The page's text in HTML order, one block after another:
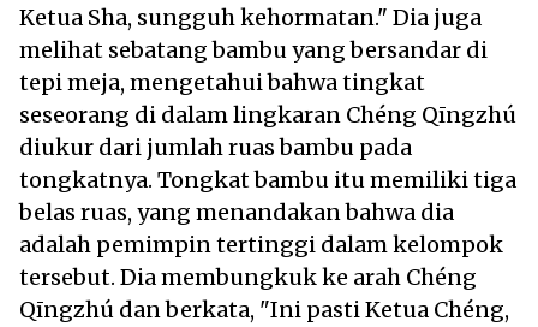
Ketua Sha, sungguh kehormatan." Dia juga
melihat sebatang bambu yang bersandar di
tepi meja, mengetahui bahwa tingkat
seseorang di dalam lingkaran Chéng Qīngzhú
diukur dari jumlah ruas bambu pada
tongkatnya. Tongkat bambu itu memiliki tiga
belas ruas, yang menandakan bahwa dia
adalah pemimpin tertinggi dalam kelompok
tersebut. Dia membungkuk ke arah Chéng
Qīngzhú dan berkata, "Ini pasti Ketua Chéng,